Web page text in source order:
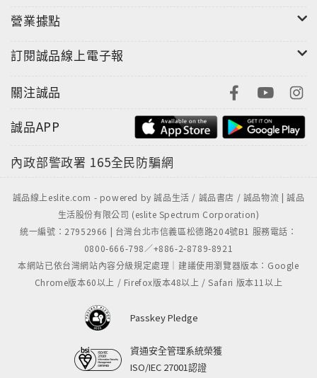
營業據點
訂閱誠品線上電子報
關注誠品
誠品APP
內政部警政署 165全民防騙網
誠品線上eslite.com - powered by 誠品生活 / 誠品書店 / 誠品物流 | 誠品
生活股份有限公司 (eslite Spectrum Corporation)
統一編號：27952966 | 台灣台北市信義區松德路204號B1 服務電話：
0800-666-798／+886-2-8789-8921
本網站已依台灣網站內容分級規定處理｜建議使用瀏覽器版本：Google
Chrome版本60以上 / Firefox版本48以上 / Safari 版本11以上
Passkey Pledge
資通安全管理系統榮獲
ISO/IEC 27001認證